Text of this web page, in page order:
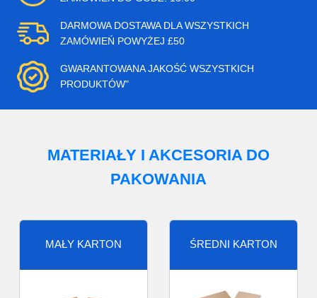
DARMOWA DOSTAWA DLA WSZYSTKICH
ZAMÓWIEŃ POWYŻEJ £50
GWARANTOWANA JAKOŚĆ WSZYSTKICH
PRODUKTÓW"
MATERIAŁY I AKCESORIA DO
PAKOWANIA
MAŁY KARTON ŚREDNI KARTON